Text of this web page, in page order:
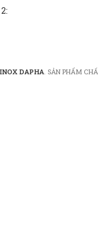
DAPHA . SẢN PHẨM